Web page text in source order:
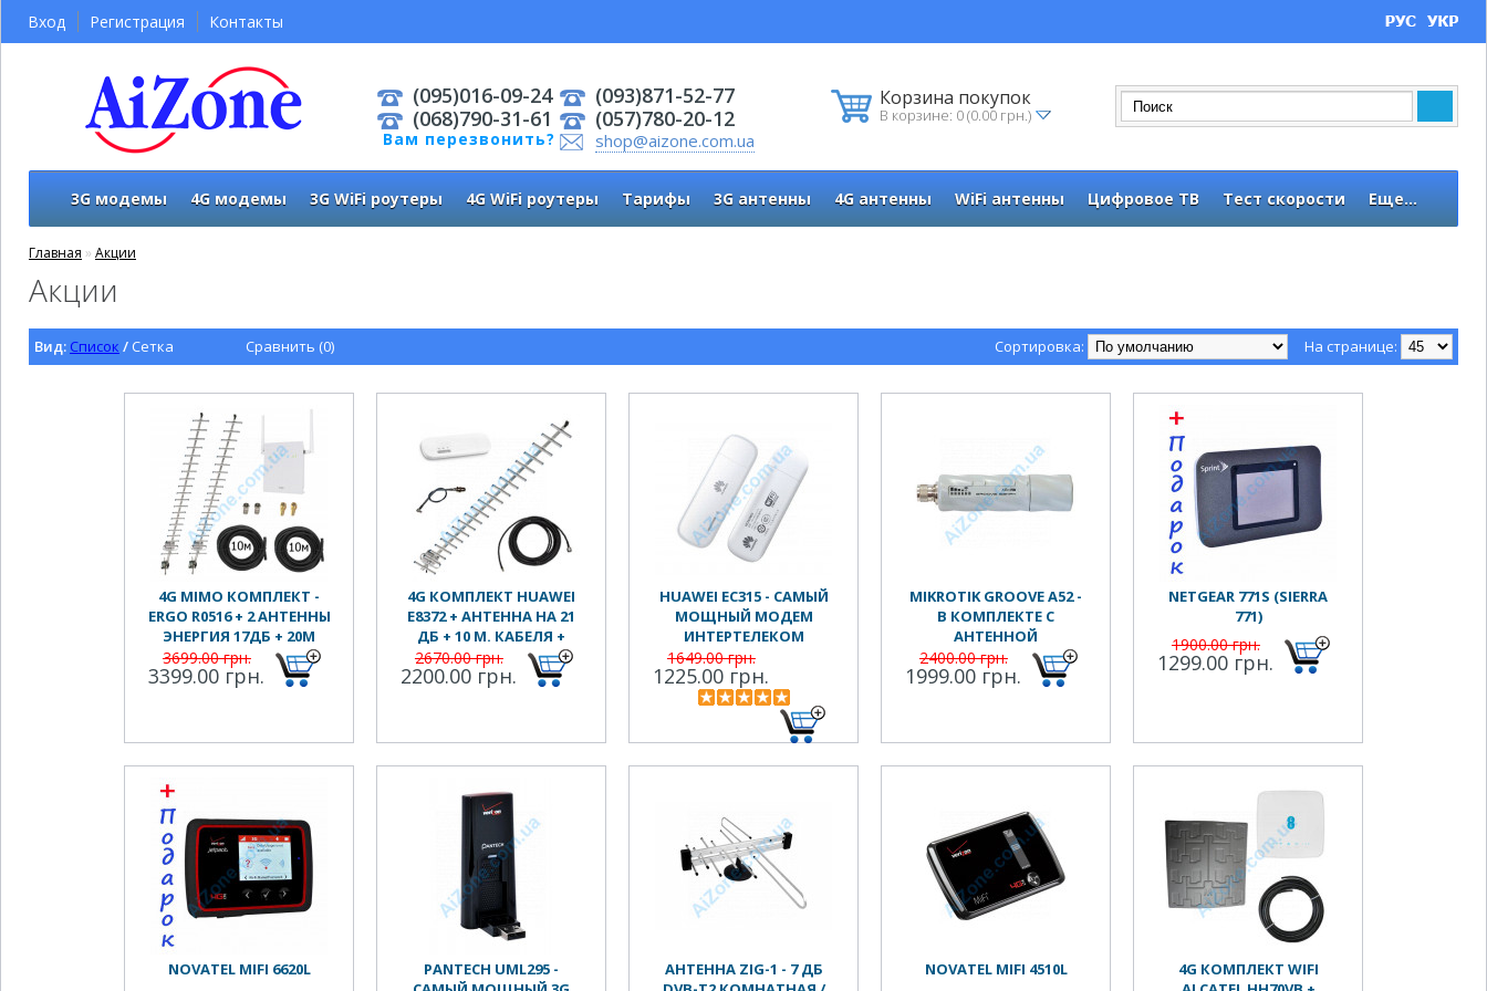
Корзина покупок
В корзине: 0 (0.00 грн.)
(095)016-09-24
(068)790-31-61
Вам перезвонить?
(093)871-52-77
(057)780-20-12
shop@aizone.com.ua
Вход Регистрация Контакты
3G модемы 4G модемы 3G WiFi роутеры 4G WiFi роутеры Тарифы 3G антенны 4G антенны WiFi антенны Цифровое ТВ Тест скорости Еще...
Главная » Акции
Акции
Вид: Список / Сетка Сравнить (0) На странице:
Сортировка:
4G MIMO КОМПЛЕКТ -
ERGO R0516 + 2 АНТЕННЫ
ЭНЕРГИЯ 17ДБ + 20М
КАБЕЛЯ RG58
3699.00 грн.
3399.00 грн.
4G КОМПЛЕКТ HUAWEI
E8372 + АНТЕННА НА 21
ДБ + 10 М. КАБЕЛЯ +
ПЕРЕХОДНИК
2670.00 грн.
2200.00 грн.
HUAWEI EC315 - САМЫЙ
МОЩНЫЙ МОДЕМ
ИНТЕРТЕЛЕКОМ
1649.00 грн.
1225.00 грн.
MIKROTIK GROOVE A52 -
В КОМПЛЕКТЕ С
АНТЕННОЙ
2400.00 грн.
1999.00 грн.
NETGEAR 771S (SIERRA
771)
1900.00 грн.
1299.00 грн.
NOVATEL MIFI 6620L
PANTECH UML295 -
АНТЕННА ZIG-1 - 7 ДБ
NOVATEL MIFI 4510L
4G КОМПЛЕКТ WIFI